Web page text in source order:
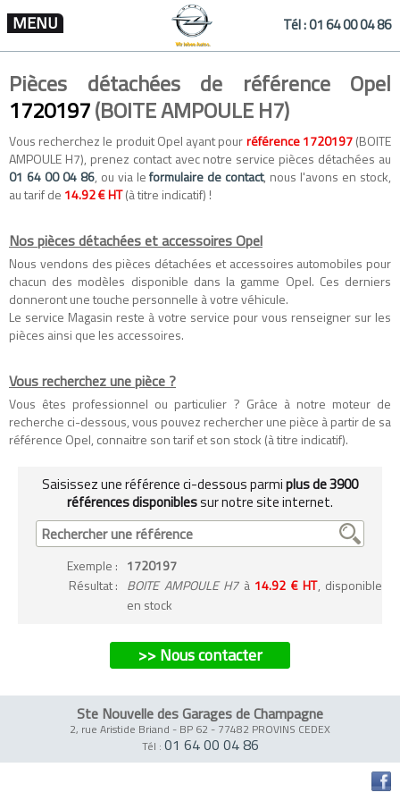
MENU Tél :01 64 00 04 86
Pièces détachées de référence Opel
1720197(BOITE AMPOULE H7)
Vous recherchez le produit Opel ayant pourréférence 1720197(BOITE
AMPOULE H7), prenez contact avec notre service pièces détachées au
01 64 00 04 86, ou via leformulaire de contact, nous l'avons en stock,
au tarif de 14.92 € HT(à titre indicatif) !
Nos pièces détachées et accessoires Opel
Nous vendons des pièces détachées etaccessoires automobiles pour
chacun des modèles disponible dans la gamme Opel. Ces derniers
donneront une touche personnelle à votre véhicule.
Le service Magasin reste à votre service pour vous renseigner sur les
pièces ainsi que les accessoires.
Vous recherchez une pièce ?
Vous êtes professionnel ou particulier ? Grâce à notre moteur de
recherche ci-dessous, vous pouvez rechercher une pièce à partir de sa
référence Opel, connaitre son tarif et son stock (à titre indicatif).
Saisissez une référence ci-dessous parmiplus de 3900
références disponiblessur notre site internet.
Exemple : 1720197
Résultat : BOITE AMPOULE H7à 14.92 € HT, disponible
en stock
>> Nous contacter
Ste Nouvelle des Garages de Champagne
2, rue Aristide Briand - BP 62 - 77482 PROVINS CEDEX
Tél : 01 64 00 04 86